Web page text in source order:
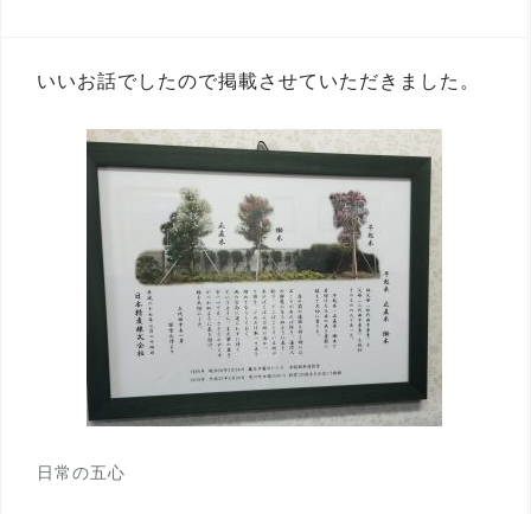
いいお話でしたので掲載させていただきました。
日常の五心